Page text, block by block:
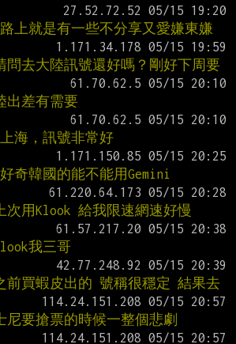
上就是有一些不分享又愛嫌東嫌
問去大陸訊號還好嗎？剛好下周要
出差有需要
海，訊號非常好
奇韓國的能不能用Gemini
次用Klook 給我限速網速好慢
我三哥
前買蝦皮出的 號稱很穩定 結果去
尼要搶票的時候一整個悲劇